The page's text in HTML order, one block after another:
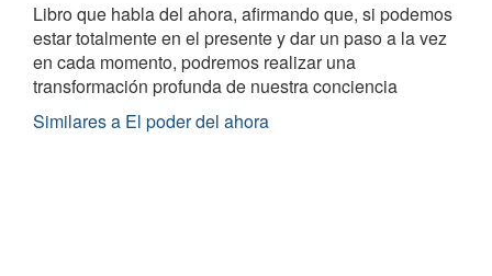
Libro que habla del ahora, afirmando que, si podemos
estar totalmente en el presente y dar un paso a la vez
en cada momento, podremos realizar una
transformación profunda de nuestra conciencia
Similares a El poder del ahora